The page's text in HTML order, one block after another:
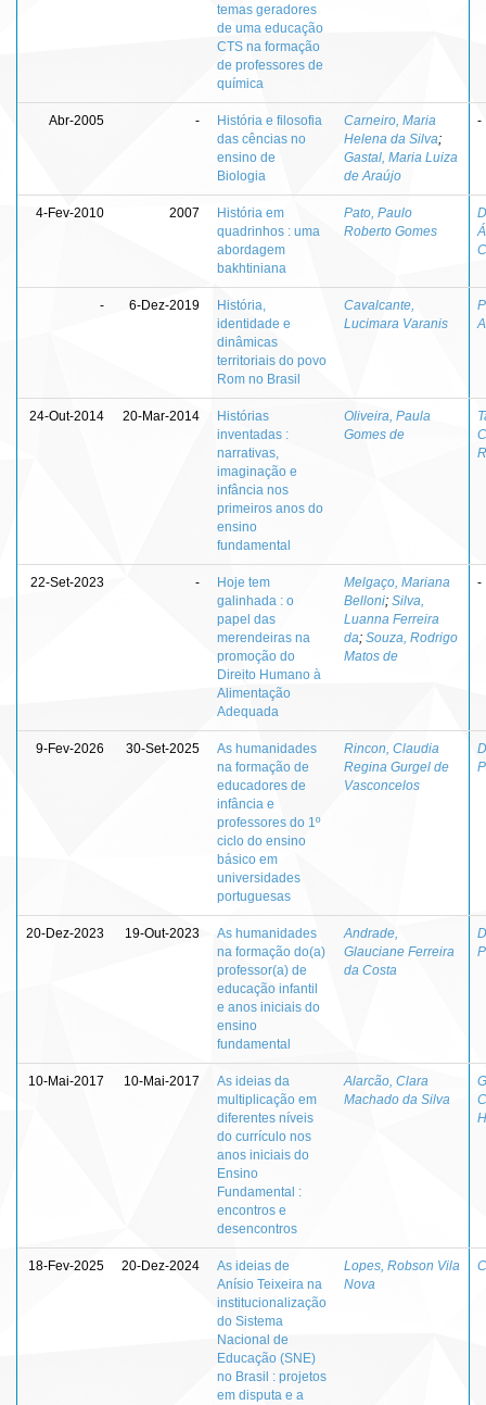
temas geradores
de uma educação
CTS na formação
de professores de
química
Abr-2005 -
História e filosofia
das cências no
ensino de
Biologia
Carneiro, Maria
Helena da Silva;
Gastal, Maria Luiza
de Araújo
-
4-Fev-2010 2007
História em
quadrinhos : uma
abordagem
bakhtiniana
Pato, Paulo
Roberto Gomes
- 6-Dez-2019
História,
identidade e
dinâmicas
territoriais do povo
Rom no Brasil
Cavalcante,
Lucimara Varanis
24-Out-2014 20-Mar-2014
Histórias
inventadas :
narrativas,
imaginação e
infância nos
primeiros anos do
ensino
fundamental
Oliveira, Paula
Gomes de
22-Set-2023 -
Hoje tem
galinhada : o
papel das
merendeiras na
promoção do
Direito Humano à
Alimentação
Adequada
Melgaço, Mariana
Belloni; Silva,
Luanna Ferreira
da; Souza, Rodrigo
Matos de
-
9-Fev-2026 30-Set-2025
As humanidades
na formação de
educadores de
infância e
professores do 1º
ciclo do ensino
básico em
universidades
portuguesas
Rincon, Claudia
Regina Gurgel de
Vasconcelos
20-Dez-2023 19-Out-2023
As humanidades
na formação do(a)
professor(a) de
educação infantil
e anos iniciais do
ensino
fundamental
Andrade,
Glauciane Ferreira
da Costa
10-Mai-2017 10-Mai-2017
As ideias da
multiplicação em
diferentes níveis
do currículo nos
anos iniciais do
Ensino
Fundamental :
encontros e
desencontros
Alarcão, Clara
Machado da Silva
18-Fev-2025 20-Dez-2024
As ideias de
Anísio Teixeira na
institucionalização
do Sistema
Nacional de
Educação (SNE)
no Brasil : projetos
em disputa e a
Lopes, Robson Vila
Nova